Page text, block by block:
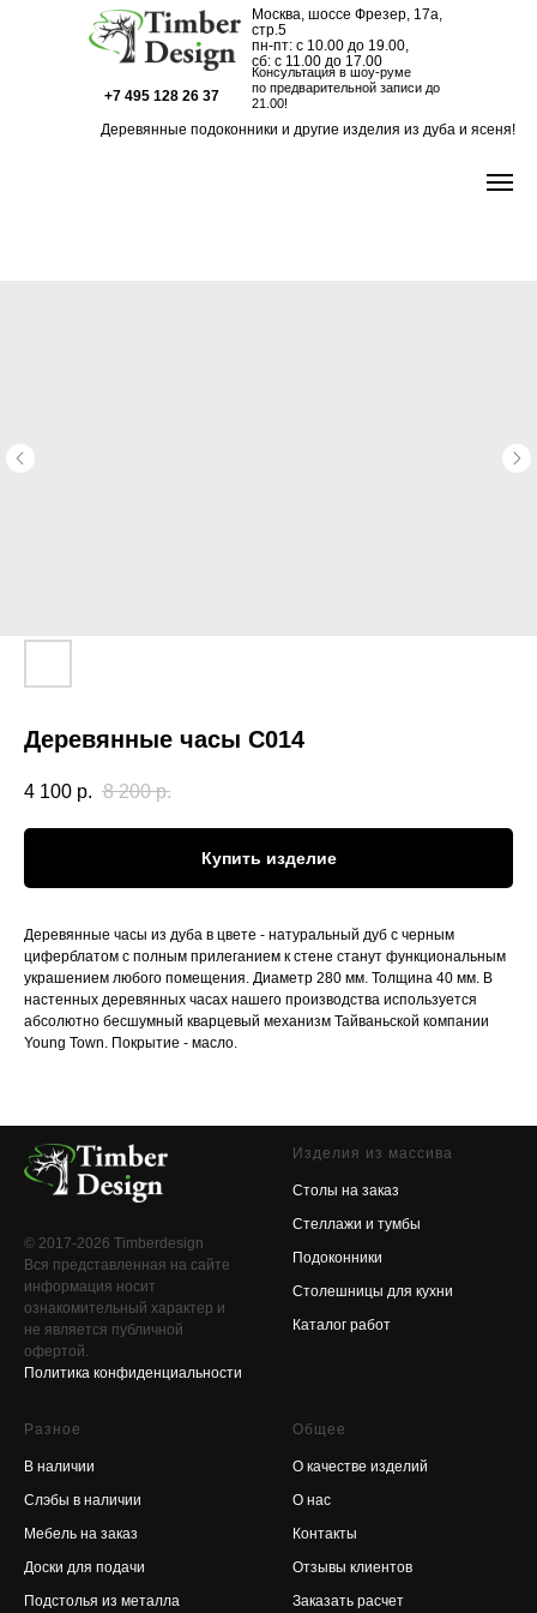
+7 495 128 26 37
Консультация в шоу-руме
по предварительной записи до
21.00!
Москва, шоссе Фрезер, 17а,
стр.5
пн-пт: с 10.00 до 19.00,
сб: с 11.00 до 17.00
Деревянные подоконники и другие изделия из дуба и ясеня!
Деревянные часы С014
4 100 р. 8 200 р.
Купить изделие
Деревянные часы из дуба в цвете - натуральный дуб с черным
циферблатом с полным прилеганием к стене станут функциональным
украшением любого помещения. Диаметр 280 мм. Толщина 40 мм. В
настенных деревянных часах нашего производства используется
абсолютно бесшумный кварцевый механизм Тайваньской компании
Young Town. Покрытие - масло.
© 2017-2026 Timberdesign
Вся представленная на сайте
информация носит
ознакомительный характер и
не является публичной
офертой.
Политика конфиденциальности
Изделия из массива
Столы на заказ
Стеллажи и тумбы
Подоконники
Столешницы для кухни
Каталог работ
Разное
В наличии
Слэбы в наличии
Мебель на заказ
Доски для подачи
Подстолья из металла
Общее
О качестве изделий
О нас
Контакты
Отзывы клиентов
Заказать расчет